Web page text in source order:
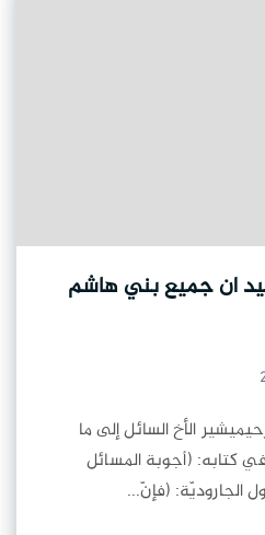
ان جميع بني هاشم
الأخ السائل إلى ما
كتابه: (أجوبة المسائل
الجاروديّة: (فإنّ...